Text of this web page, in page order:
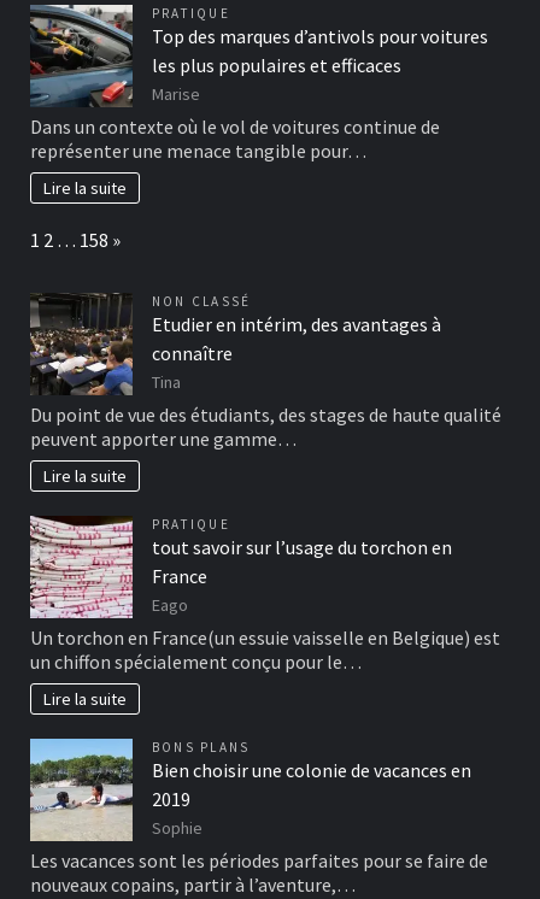
PRATIQUE
Top des marques d’antivols pour voitures
les plus populaires et efficaces
Marise
Dans un contexte où le vol de voitures continue de
représenter une menace tangible pour…
Lire la suite
Page:
1 2 … 158 Next
»
NON CLASSÉ
Etudier en intérim, des avantages à
connaître
Tina
Du point de vue des étudiants, des stages de haute qualité
peuvent apporter une gamme…
Lire la suite
PRATIQUE
tout savoir sur l’usage du torchon en
France
Eago
Un torchon en France(un essuie vaisselle en Belgique) est
un chiffon spécialement conçu pour le…
Lire la suite
BONS PLANS
Bien choisir une colonie de vacances en
2019
Sophie
Les vacances sont les périodes parfaites pour se faire de
nouveaux copains, partir à l’aventure,…